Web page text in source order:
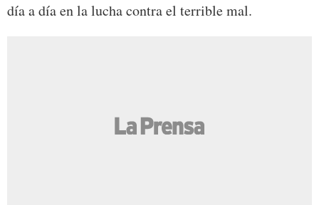
día a día en la lucha contra el terrible mal.